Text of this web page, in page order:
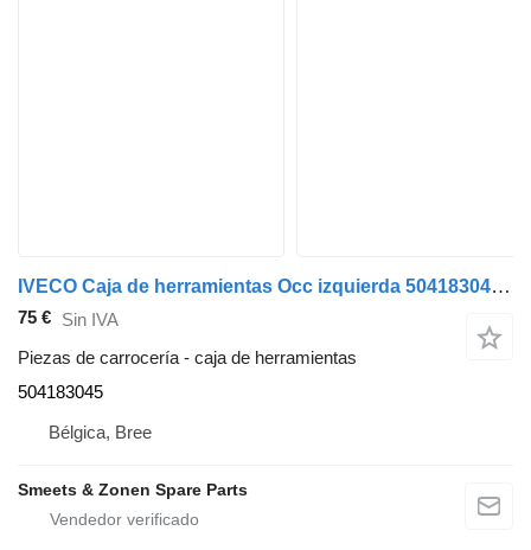
IVECO Caja de herramientas Occ izquierda 504183045 para camión
75 € Sin IVA
Piezas de carrocería - caja de herramientas
504183045
Bélgica, Bree
Smeets & Zonen Spare Parts